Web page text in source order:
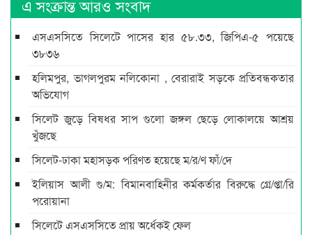
এ সংক্রান্ত আরও সংবাদ
এসএসসিতে সিলেটে পাসের হার ৫৮.৩৩, জিপিএ-৫ পয়েছে
৩৮৩৬
হলিমপুর, ভাগলপুরম নলিকোনা , বেরারাই সড়কে প্রতিবন্ধকতার
অভিযোগ
সিলেট জুড়ে বিষধর সাপ গুলো জঙ্গল ছেড়ে লোকালয়ে আশ্রয়
খুঁজছে
সিলেট-ঢাকা মহাসড়ক পরিণত হয়েছে ম/র/ণ ফাঁ/দে
ইলিয়াস আলী গু/ম: বিমানবাহিনীর কর্মকর্তার বিরুদ্ধে গ্রে/প্তা/রি
পরোয়ানা
সিলেটে এসএসসিতে প্রায় অর্ধেকই ফেল